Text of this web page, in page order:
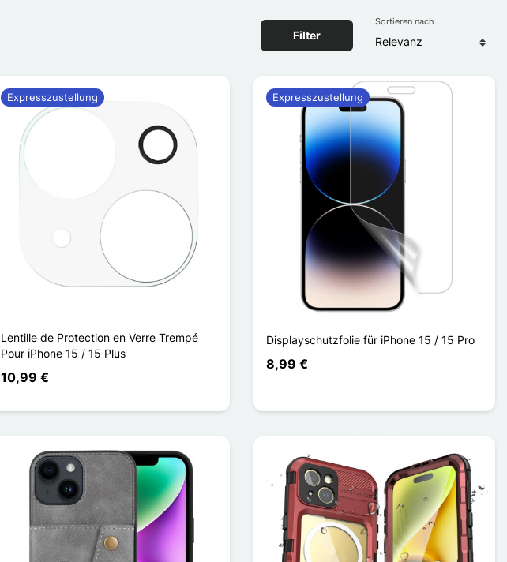
Filter
Sortieren nach
Lentille de Protection en Verre Trempé
Pour iPhone 15 / 15 Plus
10,99 €
Expresszustellung
Displayschutzfolie für iPhone 15 / 15 Pro
8,99 €
Expresszustellung